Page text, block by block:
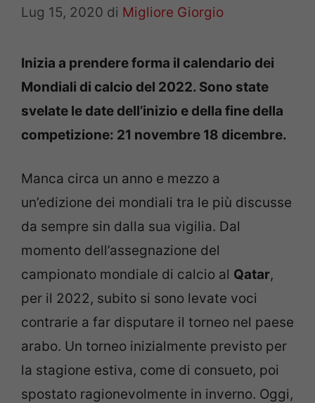
Lug 15, 2020 di Migliore Giorgio
Inizia a prendere forma il calendario dei
Mondiali di calcio del 2022. Sono state
svelate le date dell’inizio e della fine della
competizione: 21 novembre 18 dicembre.
Manca circa un anno e mezzo a
un’edizione dei mondiali tra le più discusse
da sempre sin dalla sua vigilia. Dal
momento dell’assegnazione del
campionato mondiale di calcio al Qatar,
per il 2022, subito si sono levate voci
contrarie a far disputare il torneo nel paese
arabo. Un torneo inizialmente previsto per
la stagione estiva, come di consueto, poi
spostato ragionevolmente in inverno. Oggi,